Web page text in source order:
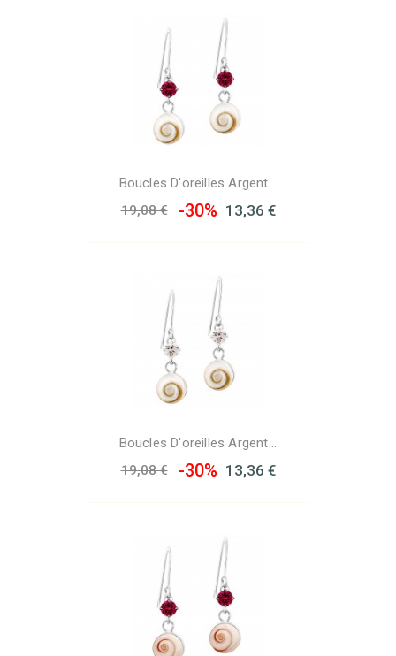
Boucles D'oreilles Argent...
19,08 €
-30% 13,36 €
Boucles D'oreilles Argent...
19,08 €
-30% 13,36 €